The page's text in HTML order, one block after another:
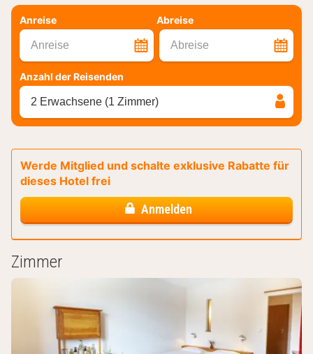
Anreise Abreise
Anreise Abreise
Anzahl der Reisenden
2 Erwachsene (1 Zimmer)
Werde Mitglied und schalte exklusive Rabatte für
dieses Hotel frei
Anmelden
Zimmer